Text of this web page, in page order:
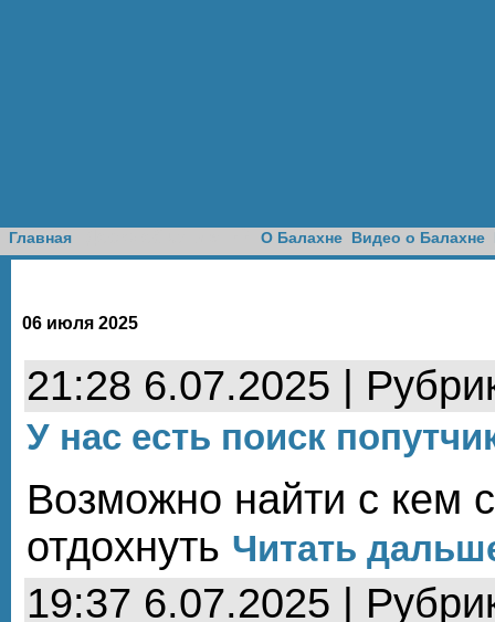
Главная О Балахне Видео о Балахне
06 июля 2025
21:28 6.07.2025 |
У нас есть поиск
Возможно найти с кем
отдохнуть Читать
19:37 6.07.2025 |